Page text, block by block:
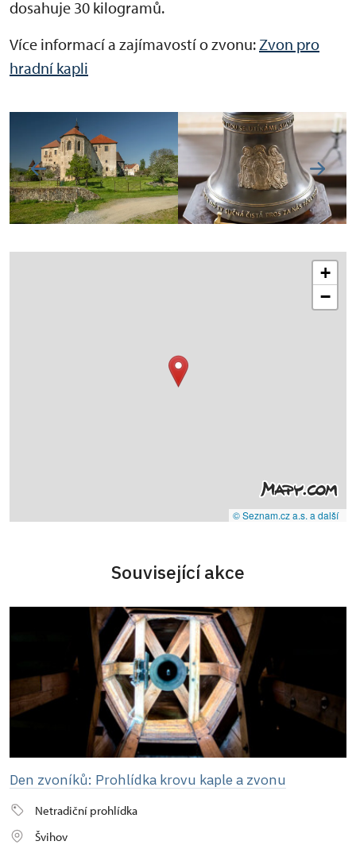
dosahuje 30 kilogramů.
Více informací a zajímavostí o zvonu: Zvon pro
hradní kapli
+
−
© Seznam.cz a.s. a další
Související akce
Den zvoníků: Prohlídka krovu kaple a zvonu
Netradiční prohlídka
Švihov